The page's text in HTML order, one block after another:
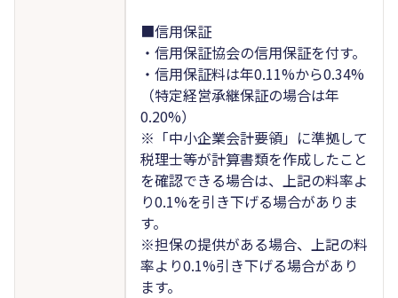
■信用保証
・信用保証協会の信用保証を付す。
・信用保証料は年0.11%から0.34%
（特定経営承継保証の場合は年
0.20%）
※「中小企業会計要領」に準拠して
税理士等が計算書類を作成したこと
を確認できる場合は、上記の料率よ
り0.1%を引き下げる場合がありま
す。
※担保の提供がある場合、上記の料
率より0.1%引き下げる場合があり
ます。